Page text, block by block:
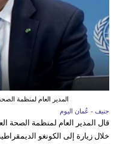
المدير العام لمنظمة
جنيف - عُمان اليوم
قال المدير العام لمنظمة الصحة
خلال زيارة إلى الكونغو